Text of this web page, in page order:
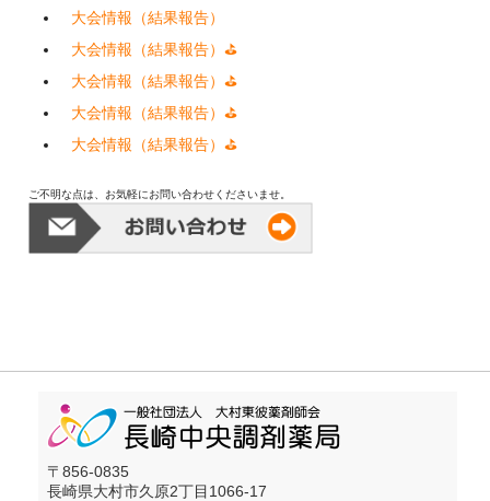
大会情報（結果報告）
大会情報（結果報告）⛳
大会情報（結果報告）⛳
大会情報（結果報告）⛳
大会情報（結果報告）⛳
ご不明な点は、お気軽にお問い合わせくださいませ。
〒856-0835
長崎県大村市久原2丁目1066-17